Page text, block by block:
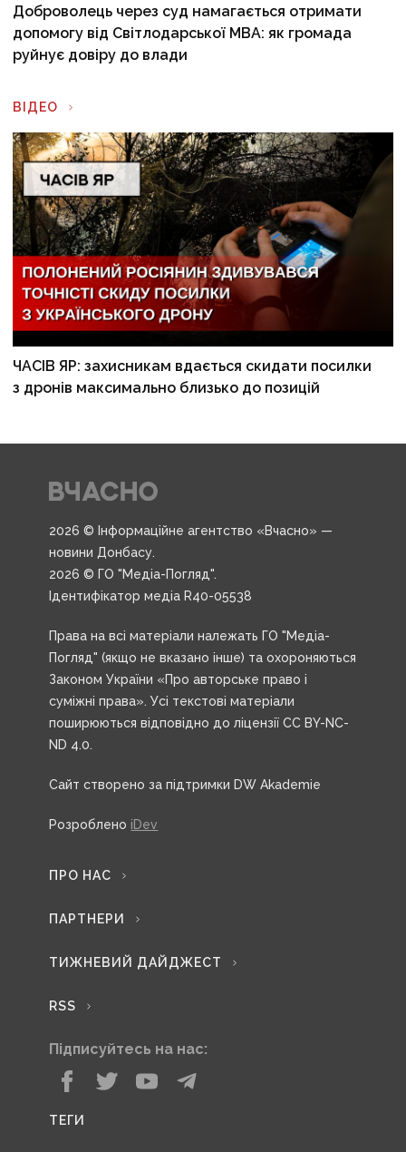
Доброволець через суд намагається отримати
допомогу від Світлодарської МВА: як громада
руйнує довіру до влади
ВІДЕО
ЧАСІВ ЯР: захисникам вдається скидати посилки
з дронів максимально близько до позицій
2026 © Інформаційне агентство «Вчасно» —
новини Донбасу.
2026 © ГО "Медіа-Погляд".
Ідентифікатор медіа R40-05538
Права на всі матеріали належать ГО "Медіа-
Погляд" (якщо не вказано інше) та охороняються
Законом України «Про авторське право і
суміжні права». Усі текстові матеріали
поширюються відповідно до ліцензії CC BY-NC-
ND 4.0.
Сайт створено за підтримки DW Akademie
Розроблено iDev
ПРО НАС
ПАРТНЕРИ
ТИЖНЕВИЙ ДАЙДЖЕСТ
RSS
Підписуйтесь на нас:
ТЕГИ